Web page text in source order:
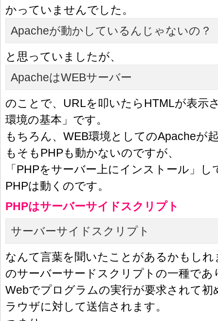
かっていませんでした。
Apacheが動かしているんじゃないの？
と思っていましたが、
ApacheはWEBサーバー
のことで、URLを叩いたらHTMLが表示
環境の基本」です。
もちろん、WEB環境としてのApacheが
もそもPHPも動かないのですが、
「PHPをサーバー上にインストール」
PHPは動くのです。
PHPはサーバーサイドスクリプト
サーバーサイドスクリプト
なんて言葉を聞いたことがあるかもしれ
のサーバーサードスクリプトの一種であ
Webでプログラムの実行が要求されて初
ラウザに対して送信されます。